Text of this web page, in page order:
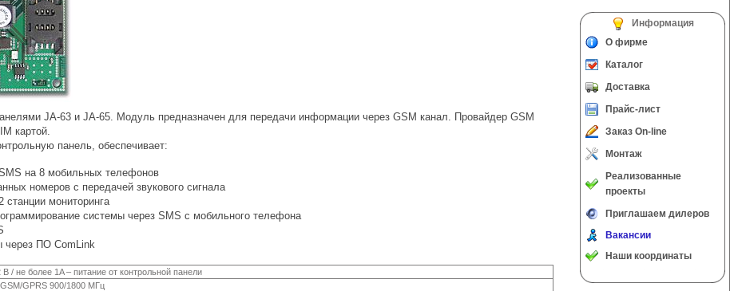
JA-63 и JA-65. Модуль предназначен для передачи информации через GSM канал. Провайдер GSM
картой.
панель, обеспечивает:
на 8 мобильных телефонов
номеров с передачей звукового сигнала
мониторинга
системы через SMS с мобильного телефона
через ПО ComLink
В / не более 1A – питание от контрольной панели
GPRS 900/1800 МГц
Информация
О фирме
Каталог
Доставка
Прайс-лист
Заказ On-line
Монтаж
Реализованные
проекты
Приглашаем дилеров
Вакансии
Наши координаты